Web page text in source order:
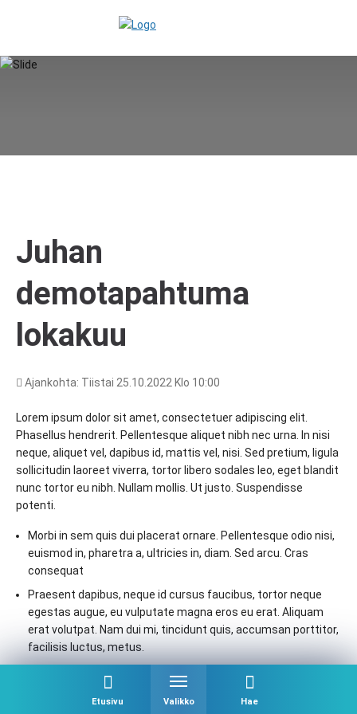
Etusivu Valikko Hae
Juhan
demotapahtuma
lokakuu
Ajankohta: Tiistai 25.10.2022 Klo 10:00
Lorem ipsum dolor sit amet, consectetuer adipiscing elit.
Phasellus hendrerit. Pellentesque aliquet nibh nec urna. In nisi
neque, aliquet vel, dapibus id, mattis vel, nisi. Sed pretium, ligula
sollicitudin laoreet viverra, tortor libero sodales leo, eget blandit
nunc tortor eu nibh. Nullam mollis. Ut justo. Suspendisse
potenti.
Morbi in sem quis dui placerat ornare. Pellentesque odio nisi,
euismod in, pharetra a, ultricies in, diam. Sed arcu. Cras
consequat
Praesent dapibus, neque id cursus faucibus, tortor neque
egestas augue, eu vulputate magna eros eu erat. Aliquam
erat volutpat. Nam dui mi, tincidunt quis, accumsan porttitor,
facilisis luctus, metus.
consectetuer ligula vulputate sem tristique cursus. Nam
nulla quam, gravida non, commodo a, sodales sit amet, nisi.